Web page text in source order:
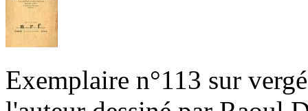
‎Exemplaire n°113 sur